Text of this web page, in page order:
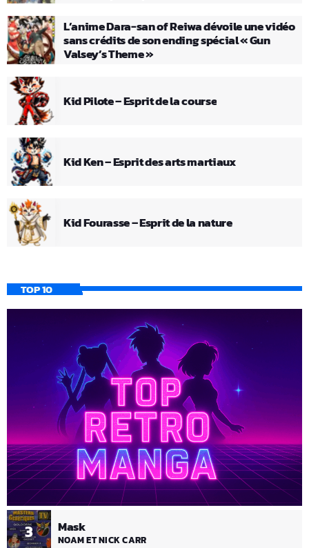
L’anime Dara-san of Reiwa dévoile une vidéo
sans crédits de son ending spécial « Gun
Valsey’s Theme »
Kid Pilote – Esprit de la course
Kid Ken – Esprit des arts martiaux
Kid Fourasse – Esprit de la nature
TOP 10
3 Mask
NOAM ET NICK CARR